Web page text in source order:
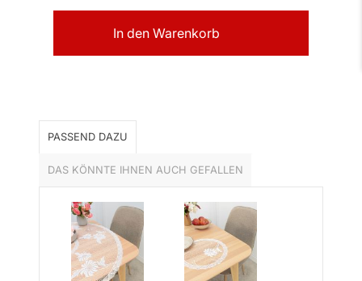
In den Warenkorb
PASSEND DAZU
DAS KÖNNTE IHNEN AUCH GEFALLEN